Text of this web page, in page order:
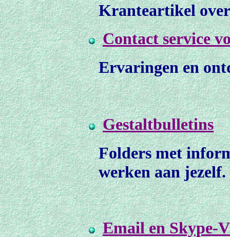
Kranteartikel
Contact service
Ervaringen en
Gestaltbulletins
Folders met
werken aan jezelf.
Email en Skype-